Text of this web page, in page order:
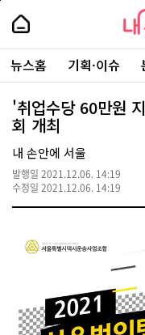
본
로
가
내
손
안
에
서
울
-
서
울
시
대
표
소
통
포
내
손
에
울
주
요
서
뉴스홈 기획·이슈
'취업수당 60만원
회 개최
내 손안에 서울
발행일 2021.12.06. 14:19
수정일 2021.12.06. 14:19
페
상
단
로